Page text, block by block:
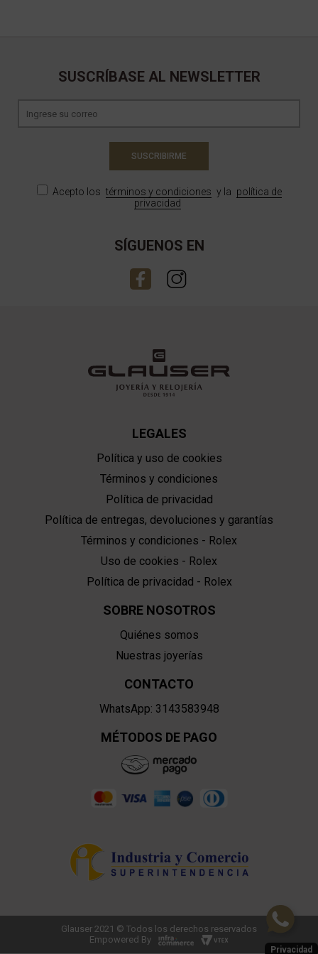
SUSCRÍBASE AL NEWSLETTER
SUSCRIBIRME
Acepto los términos y condiciones y la política de
privacidad
SÍGUENOS EN
LEGALES
Política y uso de cookies
Términos y condiciones
Política de privacidad
Política de entregas, devoluciones y garantías
Términos y condiciones - Rolex
Uso de cookies - Rolex
Política de privacidad - Rolex
SOBRE NOSOTROS
Quiénes somos
Nuestras joyerías
CONTACTO
WhatsApp: 3143583948
MÉTODOS DE PAGO
Glauser 2021 © Todos los derechos reservados
Empowered By
Privacidad